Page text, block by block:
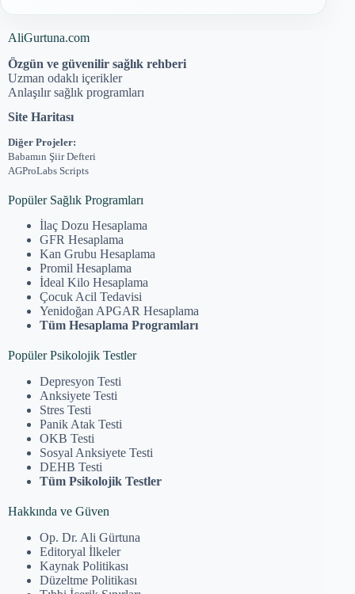
AliGurtuna.com
Özgün ve güvenilir sağlık rehberi
Uzman odaklı içerikler
Anlaşılır sağlık programları
Site Haritası
Diğer Projeler:
Babamın Şiir Defteri
AGProLabs Scripts
Popüler Sağlık Programları
İlaç Dozu Hesaplama
GFR Hesaplama
Kan Grubu Hesaplama
Promil Hesaplama
İdeal Kilo Hesaplama
Çocuk Acil Tedavisi
Yenidoğan APGAR Hesaplama
Tüm Hesaplama Programları
Popüler Psikolojik Testler
Depresyon Testi
Anksiyete Testi
Stres Testi
Panik Atak Testi
OKB Testi
Sosyal Anksiyete Testi
DEHB Testi
Tüm Psikolojik Testler
Hakkında ve Güven
Op. Dr. Ali Gürtuna
Editoryal İlkeler
Kaynak Politikası
Düzeltme Politikası